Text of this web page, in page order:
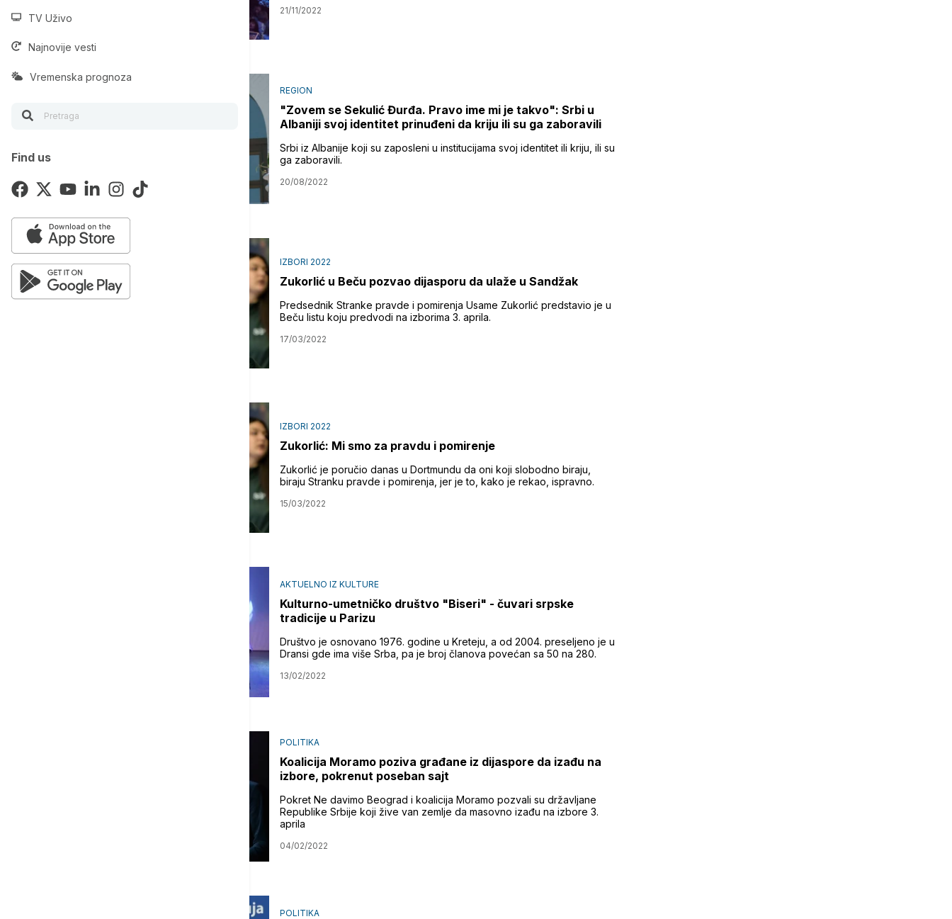
TV Uživo
Najnovije vesti
Vremenska prognoza
Find us
21/11/2022
REGION
"Zovem se Sekulić Đurđa. Pravo ime mi je takvo": Srbi u
Albaniji svoj identitet prinuđeni da kriju ili su ga zaboravili
Srbi iz Albanije koji su zaposleni u institucijama svoj identitet ili kriju, ili su
ga zaboravili.
20/08/2022
IZBORI 2022
Zukorlić u Beču pozvao dijasporu da ulaže u Sandžak
Predsednik Stranke pravde i pomirenja Usame Zukorlić predstavio je u
Beču listu koju predvodi na izborima 3. aprila.
17/03/2022
IZBORI 2022
Zukorlić: Mi smo za pravdu i pomirenje
Zukorlić je poručio danas u Dortmundu da oni koji slobodno biraju,
biraju Stranku pravde i pomirenja, jer je to, kako je rekao, ispravno.
15/03/2022
AKTUELNO IZ KULTURE
Kulturno-umetničko društvo "Biseri" - čuvari srpske
tradicije u Parizu
Društvo je osnovano 1976. godine u Kreteju, a od 2004. preseljeno je u
Dransi gde ima više Srba, pa je broj članova povećan sa 50 na 280.
13/02/2022
POLITIKA
Koalicija Moramo poziva građane iz dijaspore da izađu na
izbore, pokrenut poseban sajt
Pokret Ne davimo Beograd i koalicija Moramo pozvali su državljane
Republike Srbije koji žive van zemlje da masovno izađu na izbore 3.
aprila
04/02/2022
POLITIKA